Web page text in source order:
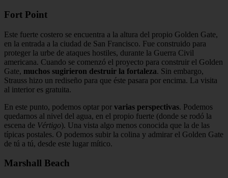
Fort Point
Este fuerte costero se encuentra a la altura del propio Golden Gate,
en la entrada a la ciudad de San Francisco. Fue construido para
proteger la urbe de ataques hostiles, durante la Guerra Civil
americana. Cuando se comenzó el proyecto para construir el Golden
Gate, muchos sugirieron destruir la fortaleza. Sin embargo,
Strauss hizo un rediseño para que éste pasara por encima. La visita
al interior es gratuita.
En este punto, podemos optar por varias perspectivas. Podemos
quedarnos al nivel del agua, en el propio fuerte (donde se rodó la
escena de Vértigo). Una vista algo menos conocida que la de las
típicas postales. O podemos subir la colina y admirar el Golden Gate
de tú a tú, desde este lugar mítico.
Marshall Beach